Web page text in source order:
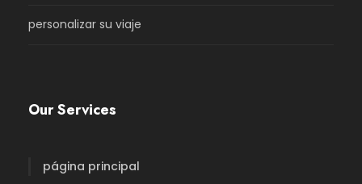
personalizar su viaje
Our Services
página principal